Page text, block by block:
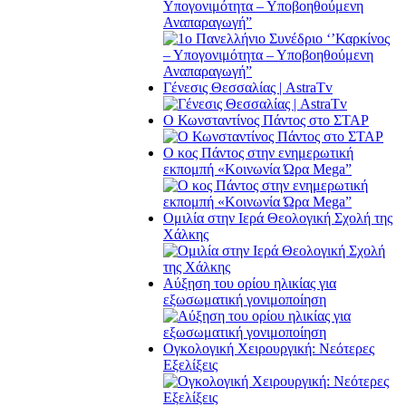
Υπογονιμότητα – Υποβοηθούμενη
Αναπαραγωγή”
Γένεσις Θεσσαλίας | AstraTv
O Κωνσταντίνος Πάντος στο ΣΤΑΡ
O κος Πάντος στην ενημερωτική
εκπομπή «Κοινωνία Ώρα Μega”
Ομιλία στην Ιερά Θεολογική Σχολή της
Χάλκης
Αύξηση του ορίου ηλικίας για
εξωσωματική γονιμοποίηση
Ογκολογική Χειρουργική: Νεότερες
Εξελίξεις